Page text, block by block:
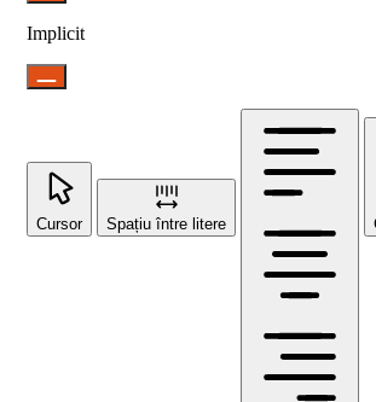
Implicit
Cursor Spațiu între litere